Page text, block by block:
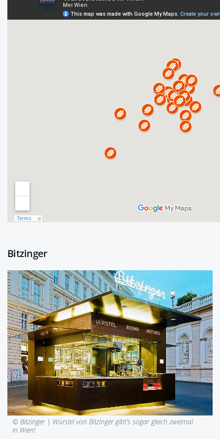
Bitzinger
© Bitzinger | Würstel von Bitzinger gibt's sogar gleich zweimal
in Wien!